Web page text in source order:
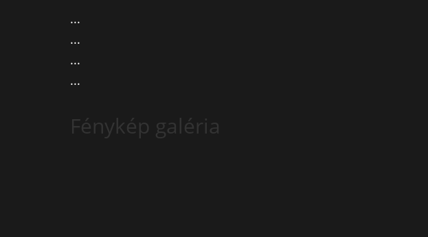
...
...
...
...
Fénykép galéria